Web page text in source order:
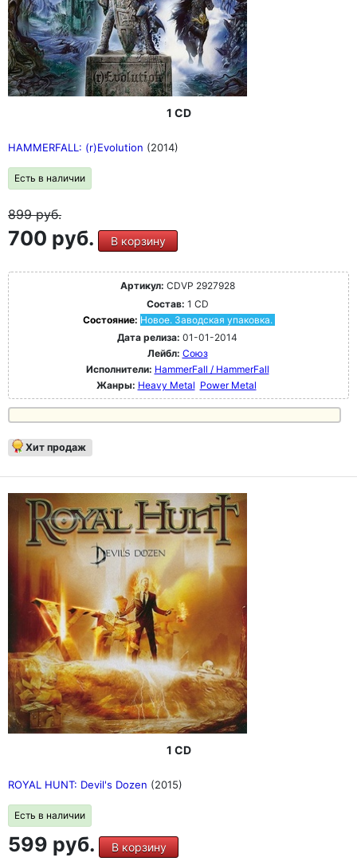
1 CD
HAMMERFALL: (r)Evolution (2014)
Есть в наличии
899руб.
700 руб. В корзину
Артикул: CDVP 2927928
Состав: 1 CD
Состояние: Новое. Заводская упаковка.
Дата релиза: 01-01-2014
Лейбл: Союз
Исполнители: HammerFall / HammerFall
Жанры: Heavy Metal Power Metal
Хит продаж
1 CD
ROYAL HUNT: Devil's Dozen (2015)
Есть в наличии
599 руб. В корзину